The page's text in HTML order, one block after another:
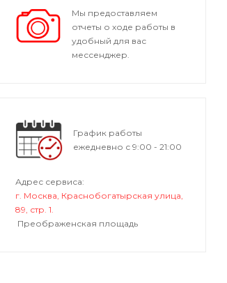
Мы предоставляем
отчеты о ходе работы в
удобный для вас
мессенджер.
График работы
ежедневно с 9:00 - 21:00
Адрес сервиса:
г. Москва, Краснобогатырская улица,
89, стр. 1.
Преображенская площадь